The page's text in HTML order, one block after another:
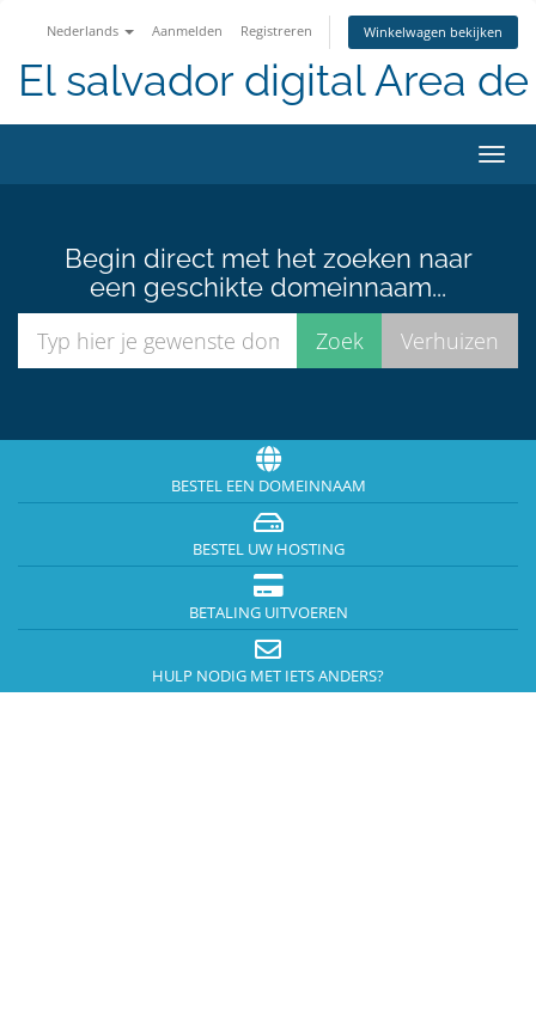
Nederlands Aanmelden Registreren Winkelwagen bekijken
El salvador digital Area
in-/
Begin direct met het zoeken naar
een geschikte domeinnaam...
BESTEL EEN DOMEINNAAM
BESTEL UW HOSTING
BETALING UITVOEREN
HULP NODIG MET IETS ANDERS?